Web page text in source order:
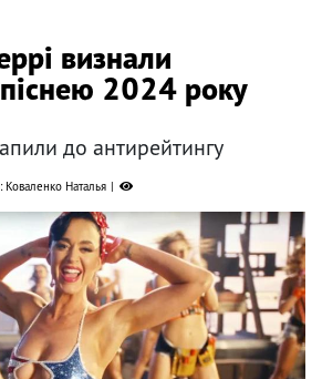
визнали
2024 року
до антирейтингу
Коваленко Наталья